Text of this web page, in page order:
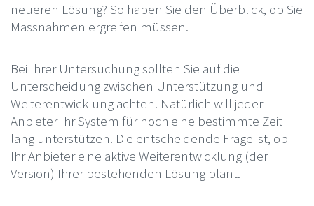
neueren Lösung? So haben Sie den Überblick, ob Sie
Massnahmen ergreifen müssen.
Bei Ihrer Untersuchung sollten Sie auf die
Unterscheidung zwischen Unterstützung und
Weiterentwicklung achten. Natürlich will jeder
Anbieter Ihr System für noch eine bestimmte Zeit
lang unterstützen. Die entscheidende Frage ist, ob
Ihr Anbieter eine aktive Weiterentwicklung (der
Version) Ihrer bestehenden Lösung plant.